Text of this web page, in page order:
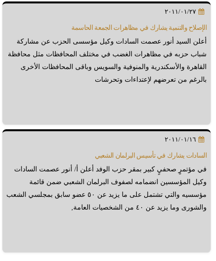
٢٠١١/٠١/٢٧
الإصلاح والتنمية يشارك في مظاهرات الجمعة الحاسمة
أعلن السيد أنور عصمت السادات وكيل مؤسسى الحزب عن مشاركة
شباب حزبه في مظاهرات الغضب في مختلف المحافظات مثل محافظة
القاهرة والأسكندرية والمنوفية والسويس وباقى المحافظات الأخرى
بالرغم من تعرضهم لإعتداءات وتحرشات
٢٠١١/٠١/١٦
السادات يشارك في تأسيس البرلمان الشعبي
في مؤتمرٍ صحفيٍ كبير بمقر حزب الوفد أعلن أ/ أنور عصمت السادات
وكيل المؤسسين انضمامه لصفوف البرلمان الشعبي ضمن قائمة
مؤسسيه والتي تشتمل على ما يزيد عن ٥٠ عضو سابق بمجلسي الشعب
والشورى وما يزيد عن ٤٠ من الشخصيات العامة,